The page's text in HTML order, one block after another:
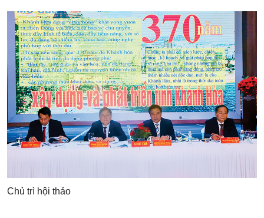
Chủ trì hội thảo